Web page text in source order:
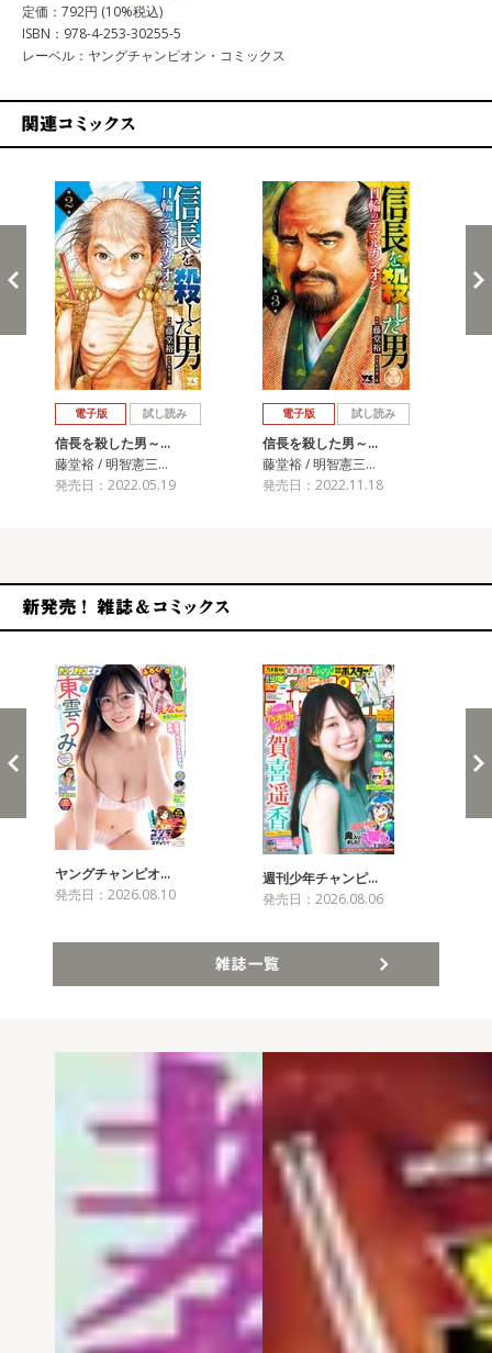
定価：792円 (10%税込)
ISBN：978-4-253-30255-5
レーベル：ヤングチャンピオン・コミックス
電子版 試し読み
信長を殺した男～…
藤堂裕 / 明智憲三…
発売日：2022.05.19
電子版 試し読み
信長を殺した男～…
藤堂裕 / 明智憲三…
発売日：2022.11.18
ヤングチャンピオ…
発売日：2026.08.10
週刊少年チャンピ…
発売日：2026.08.06